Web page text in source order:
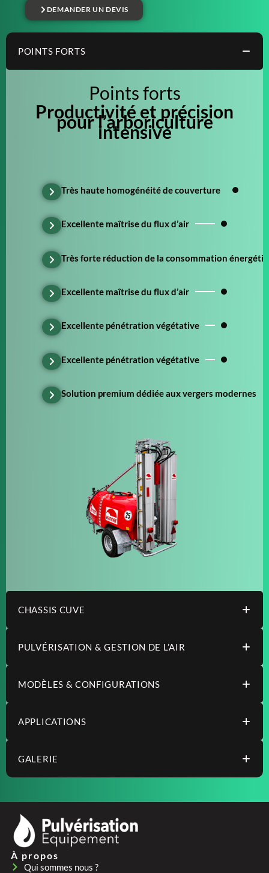
DEMANDER UN DEVIS
POINTS FORTS
Points forts
Productivité et précision
pour l’arboriculture
intensive
Très haute homogénéité de couverture
Excellente maîtrise du flux d’air
Très forte réduction de la consommation
Excellente maîtrise du flux d’air
Excellente pénétration végétative
Excellente pénétration végétative
Solution premium dédiée aux vergers modernes
CHASSIS CUVE
PULVÉRISATION & GESTION DE L’AIR
MODÈLES & CONFIGURATIONS
APPLICATIONS
GALERIE
À propos
Qui sommes nous ?